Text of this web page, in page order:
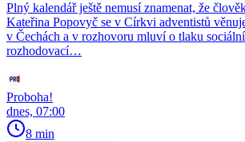
Plný kalendář ještě nemusí znamenat, že
Kateřina Popovyč se v Církvi adventistů
v Čechách a v rozhovoru mluví o tlaku
rozhodovací…
Proboha!
dnes, 07:00
8 min